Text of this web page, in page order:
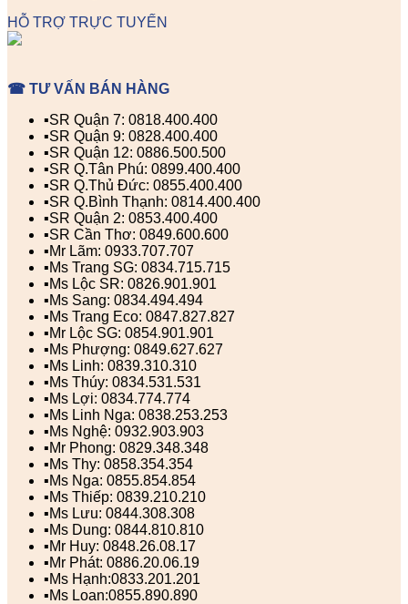
HỖ TRỢ TRỰC TUYẾN
☎ TƯ VẤN BÁN HÀNG
▪️SR Quận 7: 0818.400.400
▪️SR Quận 9: 0828.400.400
▪️SR Quận 12: 0886.500.500
▪️SR Q.Tân Phú: 0899.400.400
▪️SR Q.Thủ Đức: 0855.400.400
▪️SR Q.Bình Thạnh: 0814.400.400
▪️SR Quận 2: 0853.400.400
▪️SR Cần Thơ: 0849.600.600
▪️Mr Lãm: 0933.707.707
▪️Ms Trang SG: 0834.715.715
▪️Ms Lộc SR: 0826.901.901
▪️Ms Sang: 0834.494.494
▪️Ms Trang Eco: 0847.827.827
▪️Mr Lộc SG: 0854.901.901
▪️Ms Phượng: 0849.627.627
▪️Ms Linh: 0839.310.310
▪️Ms Thúy: 0834.531.531
▪️Ms Lợi: 0834.774.774
▪️Ms Linh Nga: 0838.253.253
▪️Ms Nghệ: 0932.903.903
▪️Mr Phong: 0829.348.348
▪️Ms Thy: 0858.354.354
▪️Ms Nga: 0855.854.854
▪️Ms Thiếp: 0839.210.210
▪️Ms Lưu: 0844.308.308
▪️Ms Dung: 0844.810.810
▪️Mr Huy: 0848.26.08.17
▪️Mr Phát: 0886.20.06.19
▪️Ms Hạnh:0833.201.201
▪️Ms Loan:0855.890.890